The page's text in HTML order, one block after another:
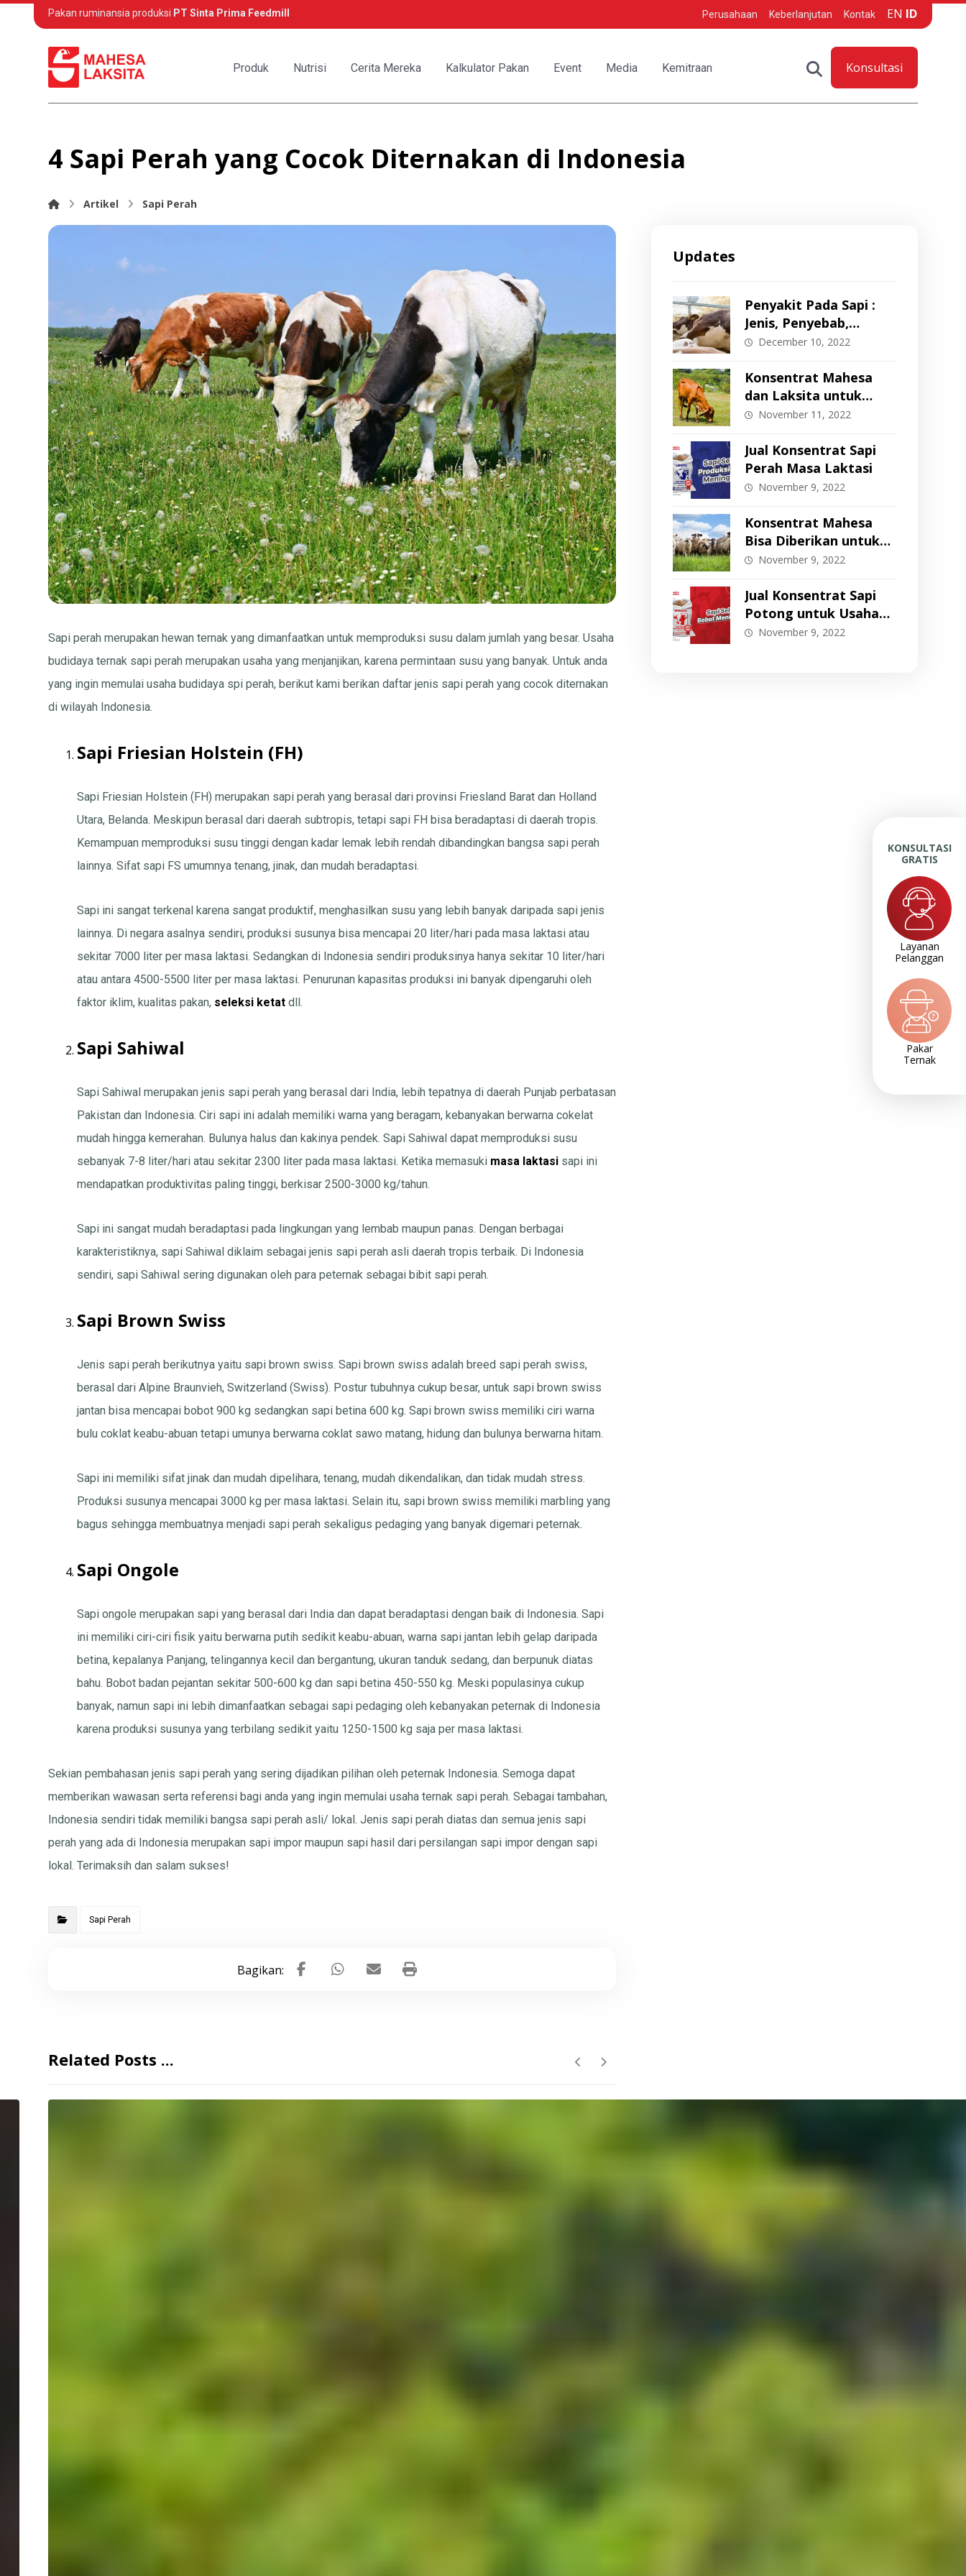
Pakan ruminansia produksi PT Sinta Prima Feedmill EN ID
Perusahaan Keberlanjutan Kontak
Produk Nutrisi Cerita Mereka Kalkulator Pakan Event Media Kemitraan Konsultasi
4 Sapi Perah yang Cocok Diternakan di Indonesia
Artikel Sapi Perah
Sapi perah merupakan hewan ternak yang dimanfaatkan untuk memproduksi susu dalam jumlah yang besar. Usaha
budidaya ternak sapi perah merupakan usaha yang menjanjikan, karena permintaan susu yang banyak. Untuk anda
yang ingin memulai usaha budidaya spi perah, berikut kami berikan daftar jenis sapi perah yang cocok diternakan
di wilayah Indonesia.
Sapi Friesian Holstein (FH)
Sapi Friesian Holstein (FH) merupakan sapi perah yang berasal dari provinsi Friesland Barat dan Holland
Utara, Belanda. Meskipun berasal dari daerah subtropis, tetapi sapi FH bisa beradaptasi di daerah tropis.
Kemampuan memproduksi susu tinggi dengan kadar lemak lebih rendah dibandingkan bangsa sapi perah
lainnya. Sifat sapi FS umumnya tenang, jinak, dan mudah beradaptasi.
Sapi ini sangat terkenal karena sangat produktif, menghasilkan susu yang lebih banyak daripada sapi jenis
lainnya. Di negara asalnya sendiri, produksi susunya bisa mencapai 20 liter/hari pada masa laktasi atau
sekitar 7000 liter per masa laktasi. Sedangkan di Indonesia sendiri produksinya hanya sekitar 10 liter/hari
atau antara 4500-5500 liter per masa laktasi. Penurunan kapasitas produksi ini banyak dipengaruhi oleh
faktor iklim, kualitas pakan, seleksi ketat dll.
Sapi Sahiwal
Sapi Sahiwal merupakan jenis sapi perah yang berasal dari India, lebih tepatnya di daerah Punjab perbatasan
Pakistan dan Indonesia. Ciri sapi ini adalah memiliki warna yang beragam, kebanyakan berwarna cokelat
mudah hingga kemerahan. Bulunya halus dan kakinya pendek. Sapi Sahiwal dapat memproduksi susu
sebanyak 7-8 liter/hari atau sekitar 2300 liter pada masa laktasi. Ketika memasuki masa laktasi sapi ini
mendapatkan produktivitas paling tinggi, berkisar 2500-3000 kg/tahun.
Sapi ini sangat mudah beradaptasi pada lingkungan yang lembab maupun panas. Dengan berbagai
karakteristiknya, sapi Sahiwal diklaim sebagai jenis sapi perah asli daerah tropis terbaik. Di Indonesia
sendiri, sapi Sahiwal sering digunakan oleh para peternak sebagai bibit sapi perah.
Sapi Brown Swiss
Jenis sapi perah berikutnya yaitu sapi brown swiss. Sapi brown swiss adalah breed sapi perah swiss,
berasal dari Alpine Braunvieh, Switzerland (Swiss). Postur tubuhnya cukup besar, untuk sapi brown swiss
jantan bisa mencapai bobot 900 kg sedangkan sapi betina 600 kg. Sapi brown swiss memiliki ciri warna
bulu coklat keabu-abuan tetapi umunya berwarna coklat sawo matang, hidung dan bulunya berwarna hitam.
Sapi ini memiliki sifat jinak dan mudah dipelihara, tenang, mudah dikendalikan, dan tidak mudah stress.
Produksi susunya mencapai 3000 kg per masa laktasi. Selain itu, sapi brown swiss memiliki marbling yang
bagus sehingga membuatnya menjadi sapi perah sekaligus pedaging yang banyak digemari peternak.
Sapi Ongole
Sapi ongole merupakan sapi yang berasal dari India dan dapat beradaptasi dengan baik di Indonesia. Sapi
ini memiliki ciri-ciri fisik yaitu berwarna putih sedikit keabu-abuan, warna sapi jantan lebih gelap daripada
betina, kepalanya Panjang, telingannya kecil dan bergantung, ukuran tanduk sedang, dan berpunuk diatas
bahu. Bobot badan pejantan sekitar 500-600 kg dan sapi betina 450-550 kg. Meski populasinya cukup
banyak, namun sapi ini lebih dimanfaatkan sebagai sapi pedaging oleh kebanyakan peternak di Indonesia
karena produksi susunya yang terbilang sedikit yaitu 1250-1500 kg saja per masa laktasi.
Sekian pembahasan jenis sapi perah yang sering dijadikan pilihan oleh peternak Indonesia. Semoga dapat
memberikan wawasan serta referensi bagi anda yang ingin memulai usaha ternak sapi perah. Sebagai tambahan,
Indonesia sendiri tidak memiliki bangsa sapi perah asli/ lokal. Jenis sapi perah diatas dan semua jenis sapi
perah yang ada di Indonesia merupakan sapi impor maupun sapi hasil dari persilangan sapi impor dengan sapi
lokal. Terimaksih dan salam sukses!
Sapi Perah
Related Posts ...
Updates
Penyakit Pada Sapi :
Jenis, Penyebab,
Gejala, dan Cara
December 10, 2022
Konsentrat Mahesa
dan Laksita untuk
Memperbaiki Body
November 11, 2022
Jual Konsentrat Sapi
Perah Masa Laktasi
November 9, 2022
Konsentrat Mahesa
Bisa Diberikan untuk
Domba & Kambing?
November 9, 2022
Jual Konsentrat Sapi
Potong untuk Usaha
Penggemukan
November 9, 2022
KONSULTASI
GRATIS
Layanan
Pelanggan
Pakar
Ternak